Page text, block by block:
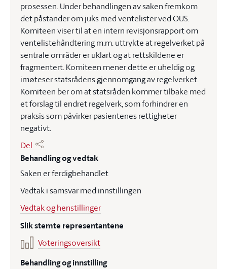
prosessen. Under behandlingen av saken fremkom
det påstander om juks med ventelister ved OUS.
Komiteen viser til at en intern revisjonsrapport om
ventelistehåndtering m.m. uttrykte at regelverket på
sentrale områder er uklart og at rettskildene er
fragmentert. Komiteen mener dette er uheldig og
imøteser statsrådens gjennomgang av regelverket.
Komiteen ber om at statsråden kommer tilbake med
et forslag til endret regelverk, som forhindrer en
praksis som påvirker pasientenes rettigheter
negativt.
Del
Behandling og vedtak
Saken er ferdigbehandlet
Vedtak i samsvar med innstillingen
Vedtak og henstillinger
Slik stemte representantene
Voteringsoversikt
Behandling og innstilling